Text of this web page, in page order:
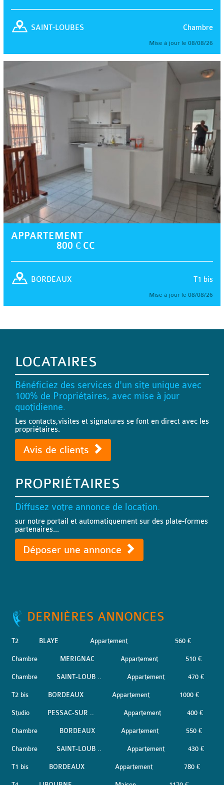
Chambre
SAINT-LOUBES
Mise à jour le 08/08/26
APPARTEMENT
800 € CC
T1 bis
BORDEAUX
Mise à jour le 08/08/26
LOCATAIRES
Bénéficiez des services d'un site unique avec
100% de Propriétaires, avec mise à jour
quotidienne.
Les contacts,visites et signatures se font en direct avec les
propriétaires.
Avis de clients
PROPRIÉTAIRES
Diffusez votre annonce de location.
sur notre portail et automatiquement sur des plate-formes
partenaires...
Déposer une annonce
DERNIÈRES ANNONCES
T2 BLAYE Appartement 560 €
Chambre MERIGNAC Appartement 510 €
Chambre SAINT-LOUB .. Appartement 470 €
T2 bis BORDEAUX Appartement 1000 €
Studio PESSAC-SUR .. Appartement 400 €
Chambre BORDEAUX Appartement 550 €
Chambre SAINT-LOUB .. Appartement 430 €
T1 bis BORDEAUX Appartement 780 €